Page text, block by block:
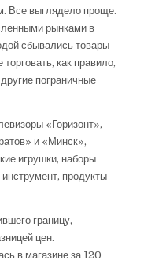
Все выглядело проще.
рынками в
сбывались товары
как правило,
пограничные
«Горизонт»,
и «Минск»,
игрушки, наборы
продукты
границу,
цен.
в магазине за 120